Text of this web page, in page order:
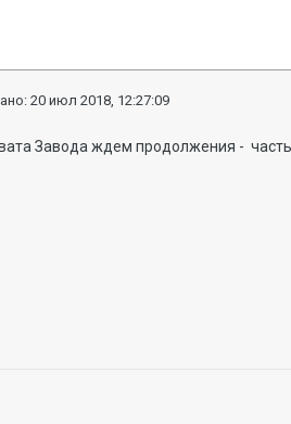
20 июл 2018, 12:27:09
Завода ждем продолжения -